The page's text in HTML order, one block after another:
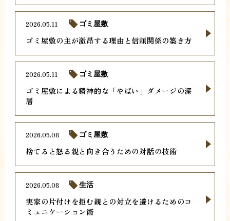
ゴミ屋敷の主が激昂する理由と信頼関係の築き方
2026.05.11 ゴミ屋敷
ゴミ屋敷による精神的な「やばい」ダメージの深
層
2026.05.11 ゴミ屋敷
捨てると怒る親と向き合うための対話の技術
2026.05.08 ゴミ屋敷
実家の片付けを拒む親との対立を避けるためのコ
ミュニケーション術
2026.05.08 生活